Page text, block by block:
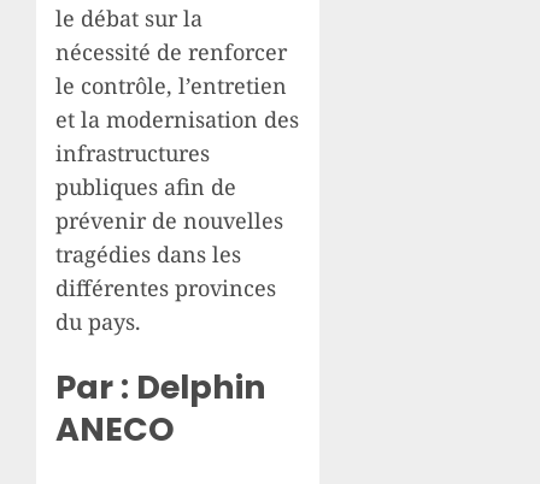
le débat sur la
nécessité de renforcer
le contrôle, l’entretien
et la modernisation des
infrastructures
publiques afin de
prévenir de nouvelles
tragédies dans les
différentes provinces
du pays.
Par : Delphin
ANECO